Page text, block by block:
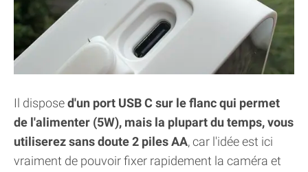
Il disposed'un port USB C sur le flanc qui permet
de l'alimenter (5W), mais la plupart du temps, vous
utiliserez sans doute 2 piles AA, car l'idée est ici
vraiment de pouvoir fixer rapidement la caméra et